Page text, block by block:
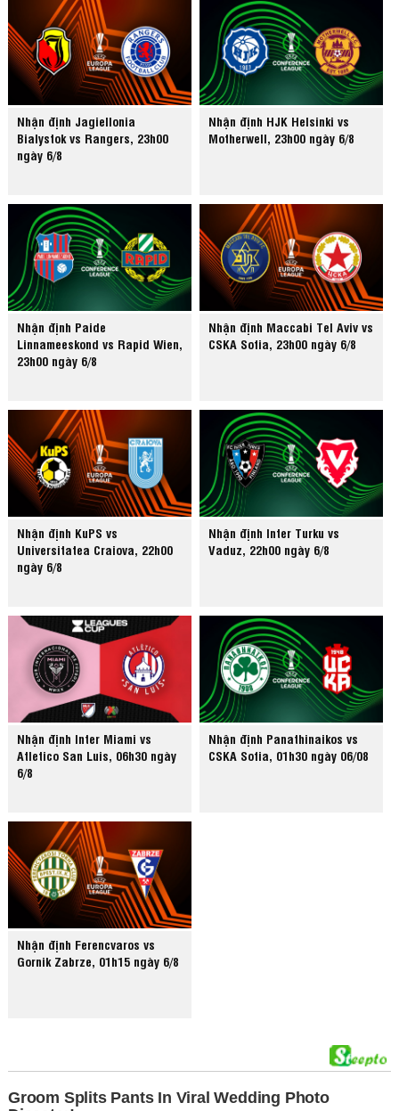
Nhận định Jagiellonia
Bialystok vs Rangers, 23h00
ngày 6/8
Nhận định HJK Helsinki vs
Motherwell, 23h00 ngày 6/8
Nhận định Paide
Linnameeskond vs Rapid Wien,
23h00 ngày 6/8
Nhận định Maccabi Tel Aviv vs
CSKA Sofia, 23h00 ngày 6/8
Nhận định KuPS vs
Universitatea Craiova, 22h00
ngày 6/8
Nhận định Inter Turku vs
Vaduz, 22h00 ngày 6/8
Nhận định Inter Miami vs
Atletico San Luis, 06h30 ngày
6/8
Nhận định Panathinaikos vs
CSKA Sofia, 01h30 ngày 06/08
Nhận định Ferencvaros vs
Gornik Zabrze, 01h15 ngày 6/8